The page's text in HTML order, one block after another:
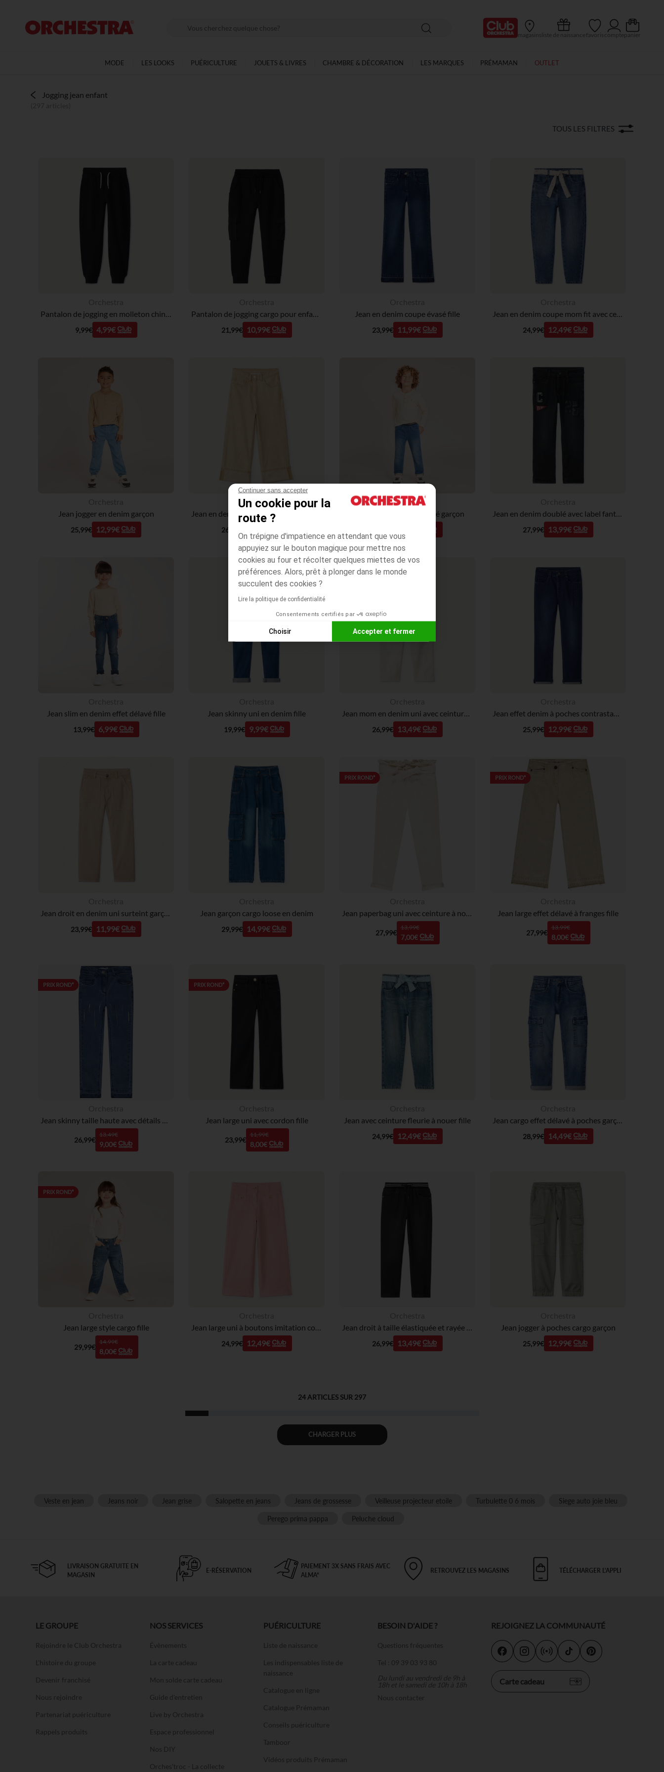
Continuer sans accepter
Un cookie pour la
route ?
On trépigne d'impatience en attendant que vous
appuyiez sur le bouton magique pour mettre nos
cookies au four et récolter quelques miettes de vos
préférences. Alors, prêt à plonger dans le monde
succulent des cookies ?
Lire la politique de confidentialité
Consentements certifiés par
Choisir Accepter et fermer
Axeptio consent
Plateforme de Gestion du Consentement : Personnalisez vos Options
Notre plateforme vous permet d'adapter et de gérer vos paramètres de confidentialité, en garantissant la conformité avec
Ma Carte Club
magasins liste de naissance favoris compte panier
MODE LES LOOKS PUÉRICULTURE JOUETS & LIVRES CHAMBRE & DÉCORATION LES MARQUES PRÉMAMAN OUTLET
Jogging jean enfant
TOUS LES FILTRES
Pantalon de jogging en molleton chiné pour enfant garçon
9,99€ 4,99€
Pantalon de jogging cargo pour enfant garçon
21,99€ 10,99€
Jean en denim coupe évasé fille
23,99€ 11,99€
Jean en denim coupe mom fit avec ceinture foulard fantaisie fille
24,99€ 12,49€
Jean jogger en denim garçon
25,99€ 12,99€
Orchestra
26,99€
Orchestra
Jean style denim élastiqué garçon Jean en denim doublé avec label fantaisie garçon
27,99€ 13,99€
Jean slim en denim effet délavé fille
13,99€ 6,99€
Jean skinny uni en denim fille
19,99€ 9,99€
Jean mom en denim uni avec ceinture marron fille
26,99€ 13,49€
Jean effet denim à poches contrastantes garçon
25,99€ 12,99€
Jean droit en denim uni surteint garçon
23,99€ 11,99€
Jean garçon cargo loose en denim
29,99€ 14,99€
PRIX ROND*
Jean paperbag uni avec ceinture à nouer fille
27,99€
13,99€
7,00€
PRIX ROND*
Jean large effet délavé à franges fille
27,99€
13,99€
8,00€
PRIX ROND*
Jean skinny taille haute avec détails en sequins fille
26,99€
13,49€
9,00€
PRIX ROND*
Jean large uni avec cordon fille
23,99€
11,99€
8,00€
Jean avec ceinture fleurie à nouer fille
24,99€ 12,49€
Jean cargo effet délavé à poches garçon
28,99€ 14,49€
PRIX ROND*
Jean large style cargo fille
29,99€
14,99€
8,00€
Jean large uni à boutons imitation corne fille
24,99€ 12,49€
Jean droit à taille élastiquée et rayée garçon
26,99€ 13,49€
Jean jogger à poches cargo garçon
25,99€ 12,99€
24 ARTICLES SUR 297
CHARGER PLUS
Veste en jean Jeans noir Jean grise Salopette en jeans Jeans de grossesse Veilleuse projecteur etoile Turbulette 0 6 mois
Siege auto joie bleu
Perego prima pappa
Peluche cloud
LIVRAISON GRATUITE EN
MAGASIN
E-RÉSERVATION
PAIEMENT 3X SANS FRAIS AVEC
ALMA*
RETROUVEZ LES MAGASINS TÉLÉCHARGER L'APPLI
LE GROUPE
Rejoindre le Club Orchestra
L'histoire du groupe
Devenir franchisé
Nous rejoindre
Partenariat puériculture
Rappels produits
NOS SERVICES
Évènements
La carte cadeau
Mon solde carte cadeau
Guide d'entretien
Live by Orchestra
Espace professionnel
Nos DIY
Orches'troc - La collecte
PUÉRICULTURE
Liste de naissance
Les indispensables liste de
naissance
Catalogue en ligne
Catalogue Prémaman
Conseils puériculture
Tamboor
Vidéos produits Prémaman
BESOIN D'AIDE ?
Questions fréquentes
Tel : 09 39 03 93 80
Du lundi au vendredi de 9h à
18h et le samedi de 10h à 18h
Nous contacter
REJOIGNEZ LA COMMUNAUTÉ
Carte cadeau